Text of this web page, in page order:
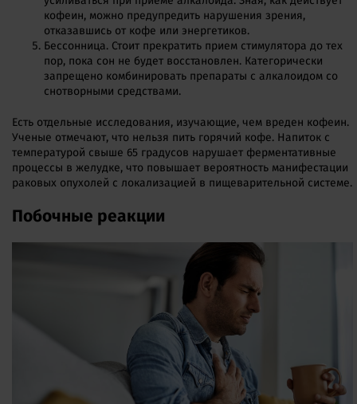
кофеин, можно предупредить нарушения зрения,
отказавшись от кофе или энергетиков.
Бессонница. Стоит прекратить прием стимулятора до тех
пор, пока сон не будет восстановлен. Категорически
запрещено комбинировать препараты с алкалоидом со
снотворными средствами.
Есть отдельные исследования, изучающие, чем вреден кофеин.
Ученые отмечают, что нельзя пить горячий кофе. Напиток с
температурой свыше 65 градусов нарушает ферментативные
процессы в желудке, что повышает вероятность манифестации
раковых опухолей с локализацией в пищеварительной системе.
Побочные реакции